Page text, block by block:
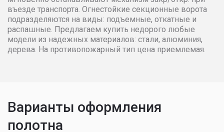
4300 189491 191550
4400 196447 199608
4500 199762 203082
4700 203556 205929
въезде транспорта. Огнестойкие секционные ворота
подразделяются на виды: подъемные, откатные и
распашные. Предлагаем купить недорого любые
модели из надежных материалов: стали, алюминия,
дерева. На противопожарный тип цена приемлемая.
Варианты оформления
полотна